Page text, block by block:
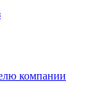
компании